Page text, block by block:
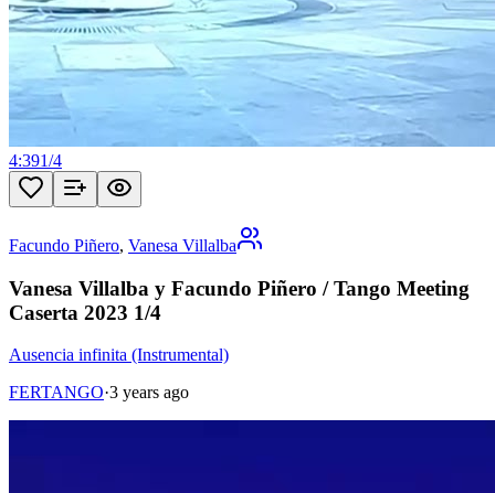
4:391/4
Facundo Piñero, Vanesa Villalba
Vanesa Villalba y Facundo Piñero / Tango Meeting
Caserta 2023 1/4
Ausencia infinita (Instrumental)
FERTANGO·3 years ago